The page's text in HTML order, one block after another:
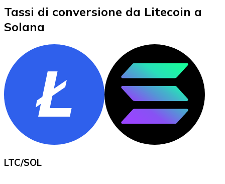
XRP
Tassi di conversione da Litecoin a
Solana
LTC/SOL